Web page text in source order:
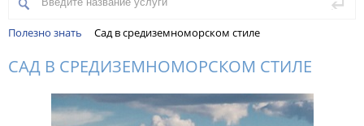
Полезно знать Сад в средиземноморском стиле
САД В СРЕДИЗЕМНОМОРСКОМ СТИЛЕ